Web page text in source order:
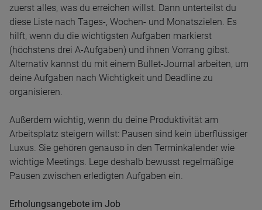
zuerst alles, was du erreichen willst. Dann unterteilst du
diese Liste nach Tages-, Wochen- und Monatszielen. Es
hilft, wenn du die wichtigsten Aufgaben markierst
(höchstens drei A-Aufgaben) und ihnen Vorrang gibst.
Alternativ kannst du mit einem Bullet-Journal arbeiten, um
deine Aufgaben nach Wichtigkeit und Deadline zu
organisieren.
Außerdem wichtig, wenn du deine Produktivität am
Arbeitsplatz steigern willst: Pausen sind kein überflüssiger
Luxus. Sie gehören genauso in den Terminkalender wie
wichtige Meetings. Lege deshalb bewusst regelmäßige
Pausen zwischen erledigten Aufgaben ein.
Erholungsangebote im Job